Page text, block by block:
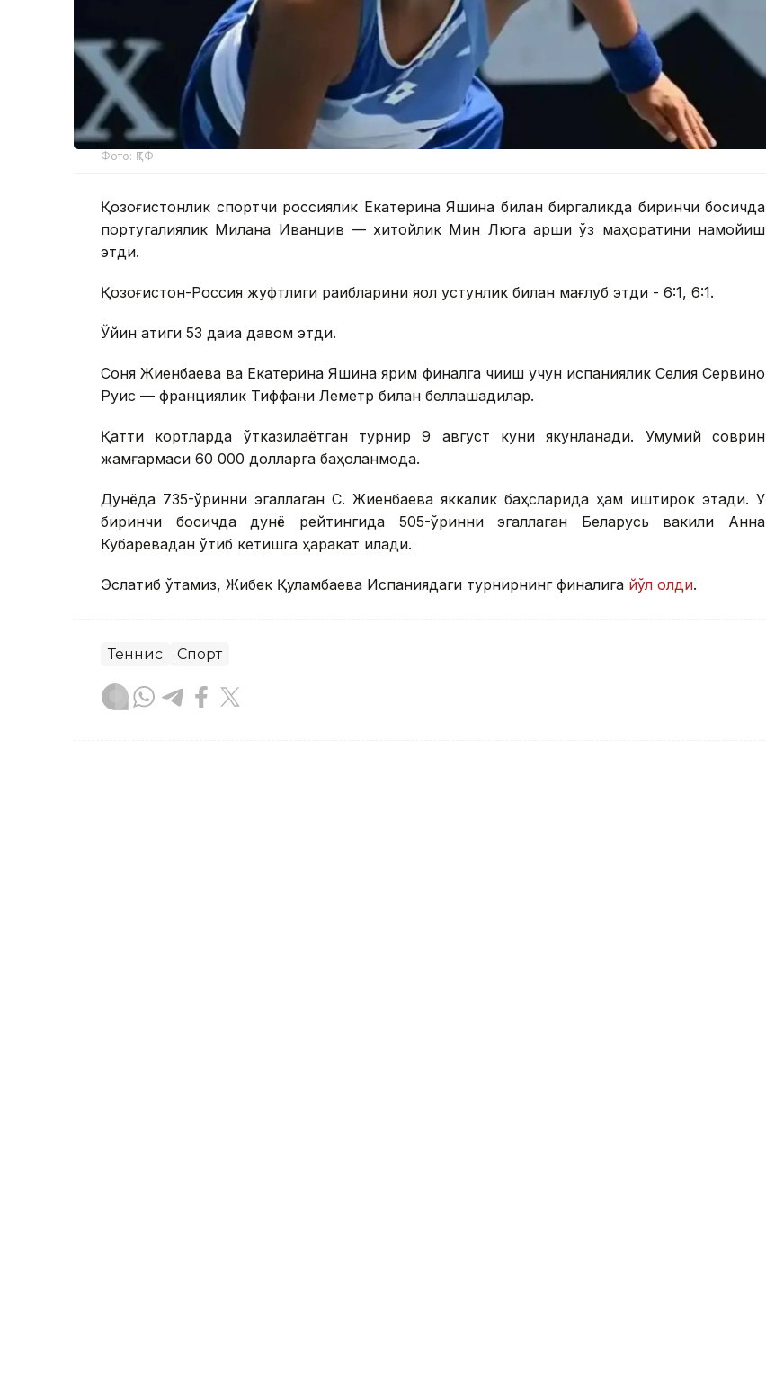
Фото: ҚТФ
Қозоғистонлик спортчи россиялик Екатерина Яшина билан биргаликда биринчи босқичда
португалиялик Милана Иванцив — хитойлик Мин Люга қарши ўз маҳоратини намойиш
этди.
Қозоғистон-Россия жуфтлиги рақибларини яққол устунлик билан мағлуб этди - 6:1, 6:1.
Ўйин атиги 53 дақиқа давом этди.
Соня Жиенбаева ва Екатерина Яшина ярим финалга чиқиш учун испаниялик Селия Сервино
Руис — франциялик Тиффани Леметр билан беллашадилар.
Қаттиқ кортларда ўтказилаётган турнир 9 август куни якунланади. Умумий соврин
жамғармаси 60 000 долларга баҳоланмоқда.
Дунёда 735-ўринни эгаллаган С. Жиенбаева яккалик баҳсларида ҳам иштирок этади. У
биринчи босқичда дунё рейтингида 505-ўринни эгаллаган Беларусь вакили Анна
Кубаревадан ўтиб кетишга ҳаракат қилади.
Эслатиб ўтамиз, Жибек Қуламбаева Испаниядаги турнирнинг финалига йўл олди.
Теннис Спорт